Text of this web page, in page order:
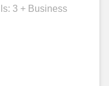
3 + Business